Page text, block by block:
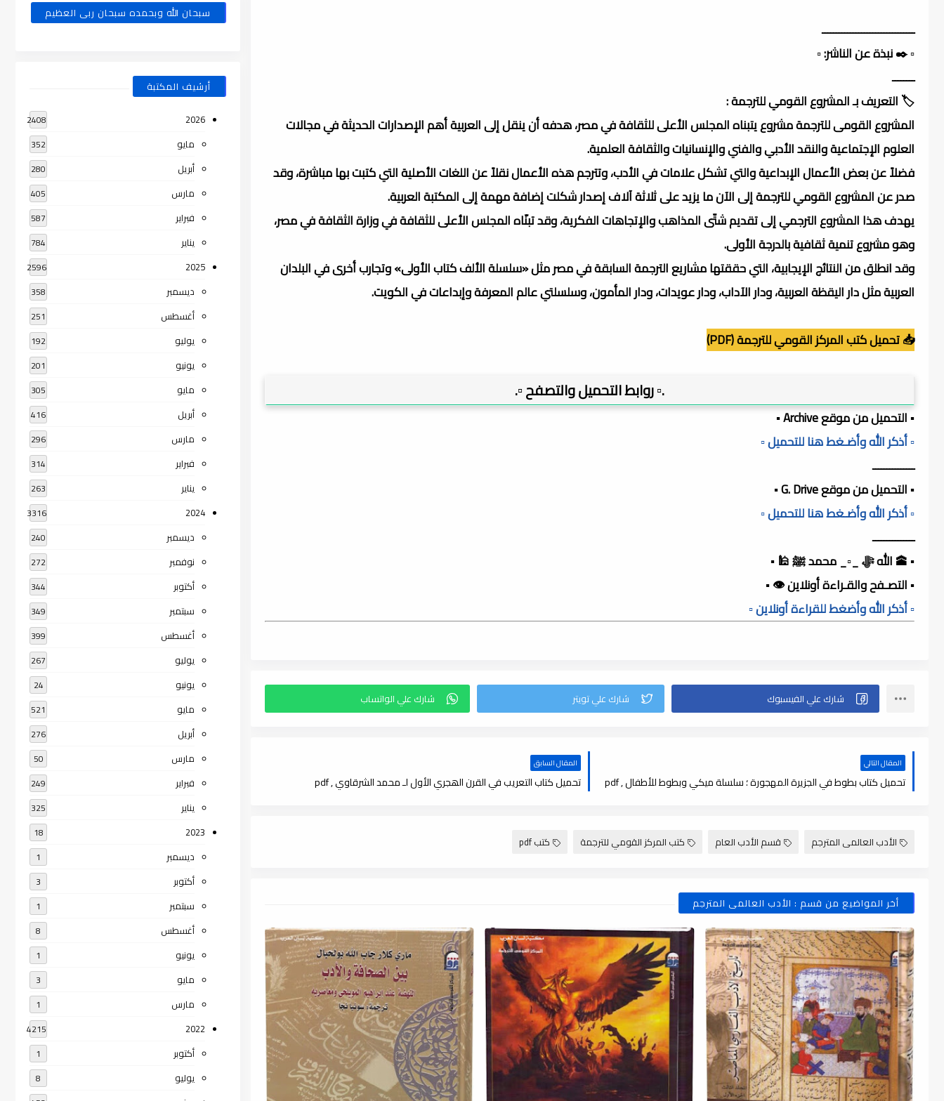
ـــــــــــــــــــــــــــــــــ
▫️ ✒️ نبذة عن الناشر: ▫️
ــــــــ
🏷️ التعريف بـ المشروع القومي للترجمة :
المشروع القومى للترجمة مشروع يتبناه المجلس الأعلى للثقافة في مصر، هدفه أن ينقل إلى العربية أهم الإصدارات الحديثة في مجالات
العلوم الإجتماعية والنقد الأدبي والفني والإنسانيات والثقافة العلمية.
فضلاً عن بعض الأعمال الإبداعية والتي تشكل علامات في الأدب، وتترجم هذه الأعمال نقلاً عن اللغات الأصلية التي كتبت بها مباشرة، وقد
صدر عن المشروع القومي للترجمة إلى الآن ما يزيد على ثلاثة آلاف إصدار شكلت إضافة مهمة إلى المكتبة العربية.
يهدف هذا المشروع الترجمي إلى تقديم شتّى المذاهب والإتجاهات الفكرية، وقد تبنّاه المجلس الأعلى للثقافة في وزارة الثقافة في مصر،
وهو مشروع تنمية ثقافية بالدرجة الأولى.
وقد انطلق من النتائج الإيجابية، التي حققتها مشاريع الترجمة السابقة في مصر مثل «سلسلة الألف كتاب الأولى» وتجارب أخرى في البلدان
العربية مثل دار اليقظة العربية، ودار الآداب، ودار عويدات، ودار المأمون، وسلسلتي عالم المعرفة وإبداعات في الكويت.
📥 تحميل كتب المركز القومي للترجمة (PDF)
.▫️ روابط التحميل والتصفح ▫️.
▪️ التحميل من موقع Archive ▪️
▫️ أذكر الله وأضـغط هنا للتحميل ▫️
ـــــــــــــــ
▪️ التحميل من موقع G. Drive ▪️
▫️ أذكر الله وأضـغط هنا للتحميل ▫️
ـــــــــــــــ
▪️ 🕋 الله ﷻ _▫️_ محمد ﷺ 🕌 ▪️
▪️ التصـفح والقـراءة أونلاين 👁️ ▪️
▫️ أذكر الله وأضغط للقراءة أونلاين ▫️
المقال التالي
تحميل كتاب بطوط في الجزيرة المهجورة ؛ سلسلة ميكي وبطوط للأطفال , pdf
المقال السابق
تحميل كتاب التعريب في القرن الھجري الأول لـ محمد الشرقاوي , pdf
الأدب العالمى المترجم قسم الأدب العام كتب المركز القومي للترجمة كتب pdf
أخر المواضيع من قسم : الأدب العالمى المترجم
سبحان الله وبحمده سبحان ربى العظيم
أرشيف المكتبة
2026
2408
مايو 352
أبريل 280
مارس 405
فبراير 587
يناير 784
2025
2596
ديسمبر 358
أغسطس 251
يوليو 192
يونيو 201
مايو 305
أبريل 416
مارس 296
فبراير 314
يناير 263
2024
3316
ديسمبر 240
نوفمبر 272
أكتوبر 344
سبتمبر 349
أغسطس 399
يوليو 267
يونيو 24
مايو 521
أبريل 276
مارس 50
فبراير 249
يناير 325
2023
18
ديسمبر 1
أكتوبر 3
سبتمبر 1
أغسطس 8
يونيو 1
مايو 3
مارس 1
2022
4215
أكتوبر 1
يوليو 8